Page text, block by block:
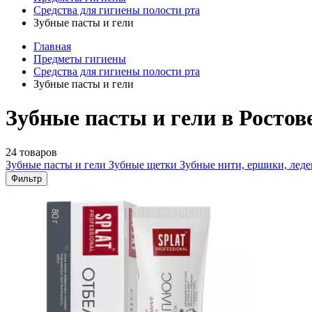
Средства для гигиены полости рта
Зубные пасты и гели
Главная
Предметы гигиены
Средства для гигиены полости рта
Зубные пасты и гели
Зубные пасты и гели в
24 товаров
Зубные пасты и гели Зубные щетки Зубные нити, ершики,
Фильтр